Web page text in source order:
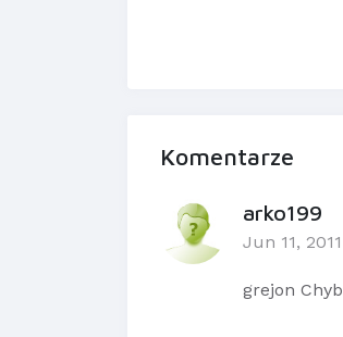
Komentarze
arko199
Jun 11, 2011
grejon